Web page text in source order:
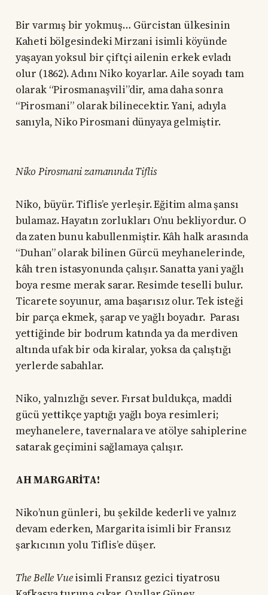
Bir varmış bir yokmuş… Gürcistan ülkesinin
Kaheti bölgesindeki Mirzani isimli köyünde
yaşayan yoksul bir çiftçi ailenin erkek evladı
olur (1862). Adını Niko koyarlar. Aile soyadı tam
olarak “Pirosmanaşvili”dir, ama daha sonra
“Pirosmani” olarak bilinecektir. Yani, adıyla
sanıyla, Niko Pirosmani dünyaya gelmiştir.
Niko Pirosmani zamanında Tiflis
Niko, büyür. Tiflis’e yerleşir. Eğitim alma şansı
bulamaz. Hayatın zorlukları O’nu bekliyordur. O
da zaten bunu kabullenmiştir. Kâh halk arasında
“Duhan” olarak bilinen Gürcü meyhanelerinde,
kâh tren istasyonunda çalışır. Sanatta yani yağlı
boya resme merak sarar. Resimde teselli bulur.
Ticarete soyunur, ama başarısız olur. Tek isteği
bir parça ekmek, şarap ve yağlı boyadır. Parası
yettiğinde bir bodrum katında ya da merdiven
altında ufak bir oda kiralar, yoksa da çalıştığı
yerlerde sabahlar.
Niko, yalnızlığı sever. Fırsat buldukça, maddi
gücü yettikçe yaptığı yağlı boya resimleri;
meyhanelere, tavernalara ve atölye sahiplerine
satarak geçimini sağlamaya çalışır.
AH MARGARİTA!
Niko’nun günleri, bu şekilde kederli ve yalnız
devam ederken, Margarita isimli bir Fransız
şarkıcının yolu Tiflis’e düşer.
The Belle Vueisimli Fransız gezici tiyatrosu